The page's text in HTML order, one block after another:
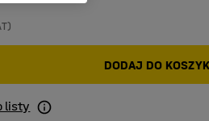
DODAJ DO
listy